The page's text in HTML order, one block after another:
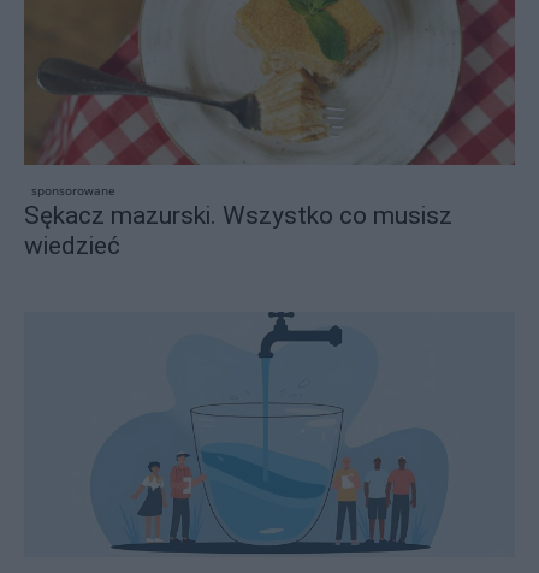
sponsorowane
Sękacz mazurski. Wszystko co musisz
wiedzieć